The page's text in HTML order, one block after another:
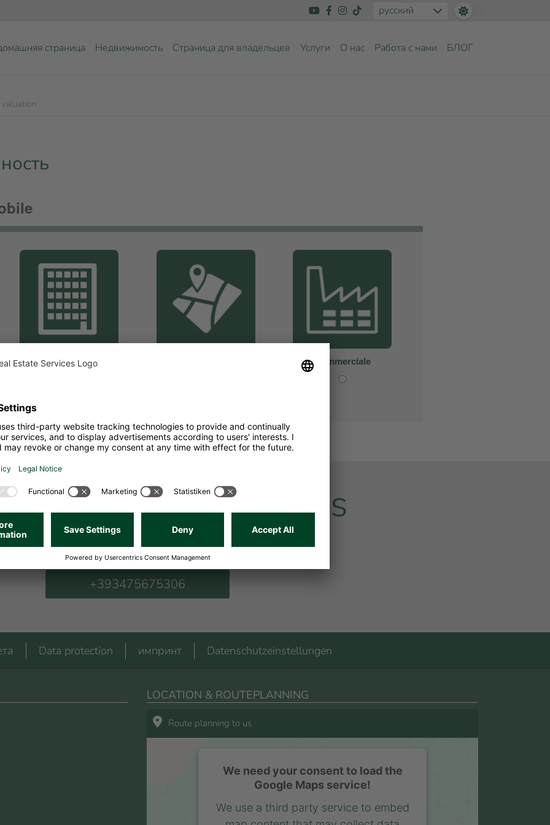
русский
страница Недвижимость Страница для владельцев Услуги О нас Работа с нами БЛОГ
Real Estate Services
Call us. We look forward to a personal conversation.
+393475675306
Data protection импринт Datenschutzeinstellungen
LOCATION & ROUTEPLANNING
Route planning to us
We need your consent to load the
Google Maps service!
We use a third party service to embed